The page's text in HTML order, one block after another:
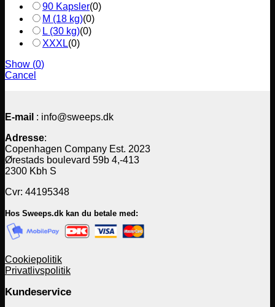
90 Kapsler(0)
M (18 kg)(0)
L (30 kg)(0)
XXXL(0)
Show (0)
Cancel
E-mail : info@sweeps.dk
Adresse:
Copenhagen Company Est. 2023
Ørestads boulevard 59b 4,-413
2300 Kbh S
Cvr: 44195348
Hos Sweeps.dk kan du betale med:
Cookiepolitik
Privatlivspolitik
Kundeservice